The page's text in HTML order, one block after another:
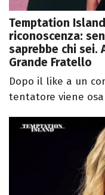
Temptation
riconoscenza:
saprebbe chi sei.
Grande Fratello
Dopo il like a un
tentatore viene